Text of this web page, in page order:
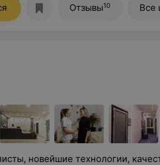
Отзывы10 Все
новейшие технологии,